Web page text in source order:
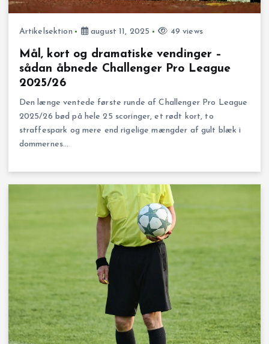
Artikelsektion august 11, 2025 49 views
Mål, kort og dramatiske vendinger –
sådan åbnede Challenger Pro League
2025/26
Den længe ventede første runde af Challenger Pro League
2025/26 bød på hele 25 scoringer, et rødt kort, to
straffespark og mere end rigelige mængder af gult blæk i
dommernes…